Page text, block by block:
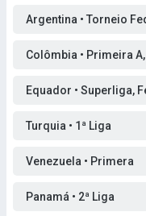
Argentina • Torneio
Colômbia • Primeira
Equador • Superliga,
Turquia • 1ª Liga
Venezuela • Primera
Panamá • 2ª Liga